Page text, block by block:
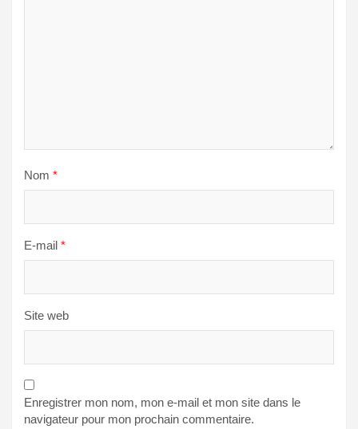
Nom *
E-mail *
Site web
Enregistrer mon nom, mon e-mail et mon site dans le
navigateur pour mon prochain commentaire.